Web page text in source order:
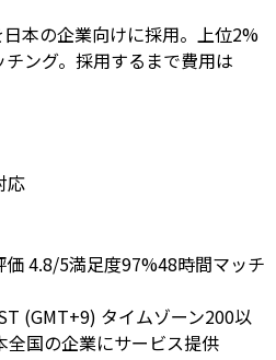
本の企業向けに採用。上位2%
ング。採用するまで費用は
応
価 4.8/5満足度97%48時間マッチ
(GMT+9) タイムゾーン200以
全国の企業にサービス提供